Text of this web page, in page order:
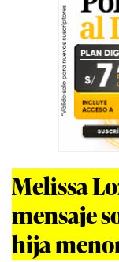
Melissa
mensaje
hija